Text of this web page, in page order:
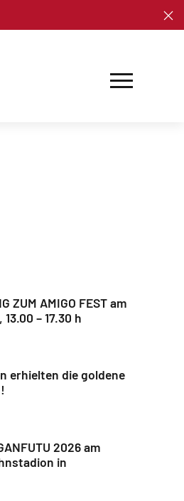
ZUM AMIGO FEST am
– 17.30 h
erhielten die goldene
2026 am
in